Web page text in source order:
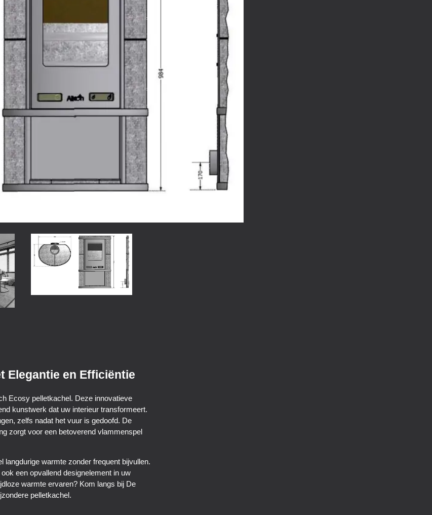
Elegantie en Efficiëntie
Ecosy pelletkachel. Deze innovatieve
kunstwerk dat uw interieur transformeert.
zelfs nadat het vuur is gedoofd. De
zorgt voor een betoverend vlammenspel
warmte zonder frequent bijvullen.
een opvallend designelement in uw
warmte ervaren? Kom langs bij De
pelletkachel.